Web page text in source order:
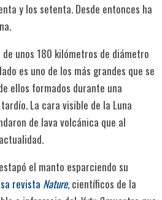
y los setenta. Desde entonces ha
unos 180 kilómetros de diámetro
es uno de los más grandes que se
ellos formados durante una
La cara visible de la Luna
de lava volcánica que al
el manto esparciendo su
revista Nature, científicos de la